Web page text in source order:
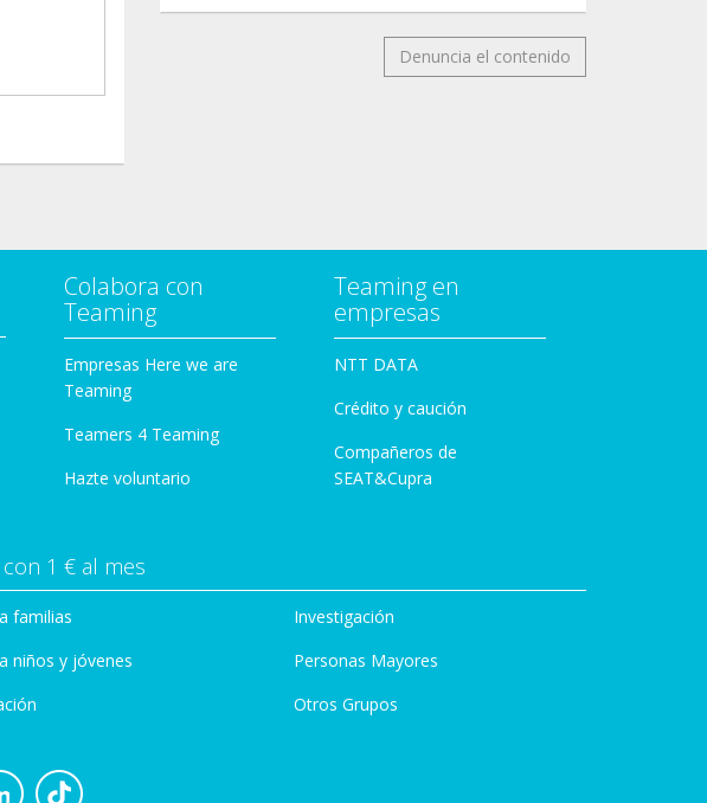
Denuncia el contenido
Colabora con
Teaming
Empresas Here we are
Teaming
Teamers 4 Teaming
Hazte voluntario
Teaming en
empresas
NTT DATA
Crédito y caución
Compañeros de
SEAT&Cupra
1 € al mes
familias
niños y jóvenes
Investigación
Personas Mayores
Otros Grupos